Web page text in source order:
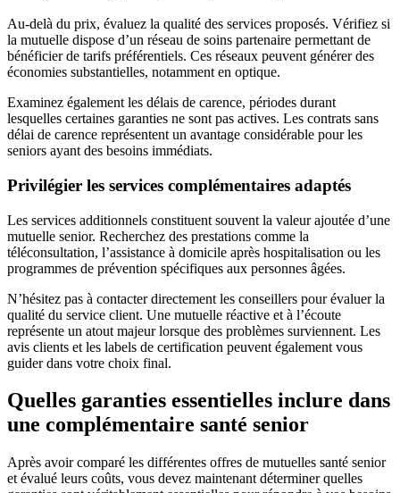
Au-delà du prix, évaluez la qualité des services proposés. Vérifiez si
la mutuelle dispose d’un réseau de soins partenaire permettant de
bénéficier de tarifs préférentiels. Ces réseaux peuvent générer des
économies substantielles, notamment en optique.
Examinez également les délais de carence, périodes durant
lesquelles certaines garanties ne sont pas actives. Les contrats sans
délai de carence représentent un avantage considérable pour les
seniors ayant des besoins immédiats.
Privilégier les services complémentaires adaptés
Les services additionnels constituent souvent la valeur ajoutée d’une
mutuelle senior. Recherchez des prestations comme la
téléconsultation, l’assistance à domicile après hospitalisation ou les
programmes de prévention spécifiques aux personnes âgées.
N’hésitez pas à contacter directement les conseillers pour évaluer la
qualité du service client. Une mutuelle réactive et à l’écoute
représente un atout majeur lorsque des problèmes surviennent. Les
avis clients et les labels de certification peuvent également vous
guider dans votre choix final.
Quelles garanties essentielles inclure dans
une complémentaire santé senior
Après avoir comparé les différentes offres de mutuelles santé senior
et évalué leurs coûts, vous devez maintenant déterminer quelles